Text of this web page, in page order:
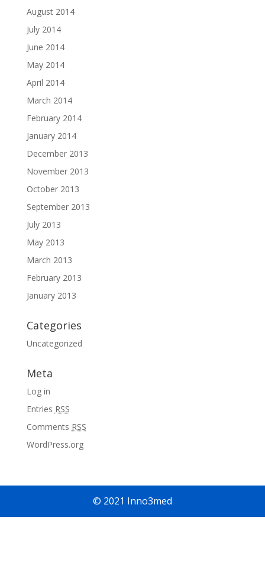
August 2014
July 2014
June 2014
May 2014
April 2014
March 2014
February 2014
January 2014
December 2013
November 2013
October 2013
September 2013
July 2013
May 2013
March 2013
February 2013
January 2013
Categories
Uncategorized
Meta
Log in
Entries RSS
Comments RSS
WordPress.org
© 2021 Inno3med